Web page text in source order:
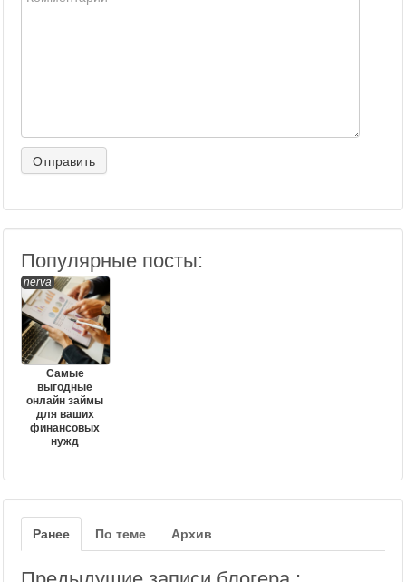
Популярные посты:
nerva
Самые
выгодные
онлайн займы
для ваших
финансовых
нужд
Ранее По теме Архив